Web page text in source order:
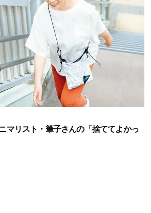
リスト・筆子さんの「捨ててよかっ